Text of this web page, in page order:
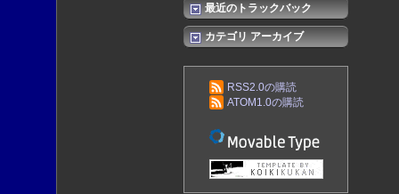
最近のトラックバック
カテゴリ アーカイブ
RSS2.0の購読
ATOM1.0の購読